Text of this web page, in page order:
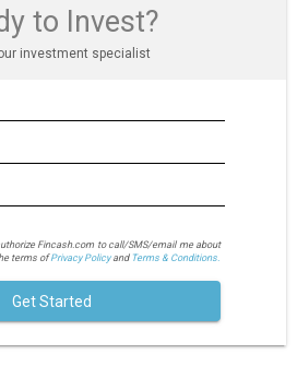
to Invest?
investment specialist
Fincash.com to call/SMS/email me about
terms ofPrivacy Policyand Terms & Conditions.
Get Started